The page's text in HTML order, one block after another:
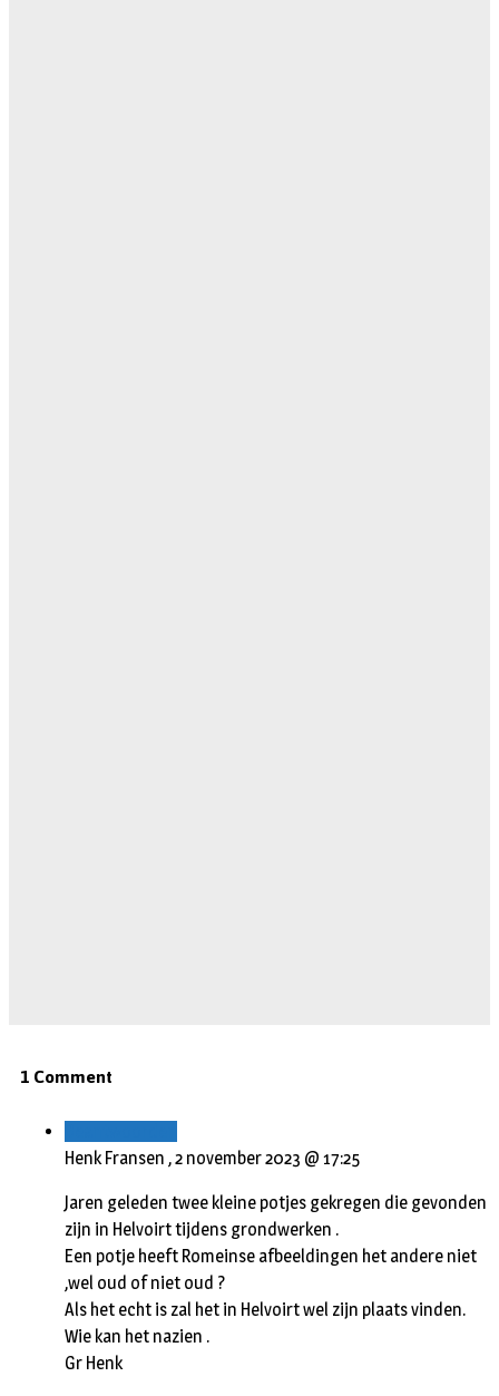
1 Comment
Henk Fransen ,2 november 2023 @ 17:25
Jaren geleden twee kleine potjes gekregen die gevonden
zijn in Helvoirt tijdens grondwerken .
Een potje heeft Romeinse afbeeldingen het andere niet
,wel oud of niet oud ?
Als het echt is zal het in Helvoirt wel zijn plaats vinden.
Wie kan het nazien .
Gr Henk